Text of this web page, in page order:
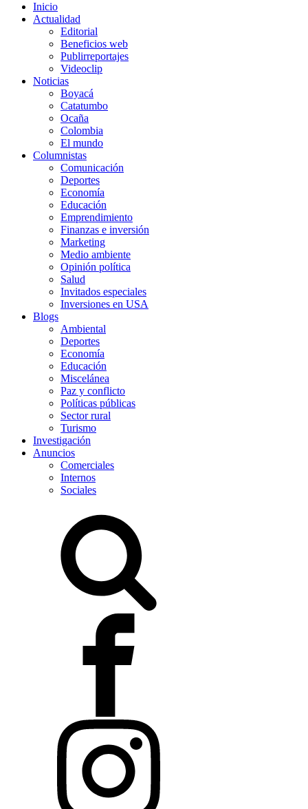
Inicio
Actualidad
Editorial
Beneficios web
Publirreportajes
Videoclip
Noticias
Boyacá
Catatumbo
Ocaña
Colombia
El mundo
Columnistas
Comunicación
Deportes
Economía
Educación
Emprendimiento
Finanzas e inversión
Marketing
Medio ambiente
Opinión política
Salud
Invitados especiales
Inversiones en USA
Blogs
Ambiental
Deportes
Economía
Educación
Miscelánea
Paz y conflicto
Políticas públicas
Sector rural
Turismo
Investigación
Anuncios
Comerciales
Internos
Sociales